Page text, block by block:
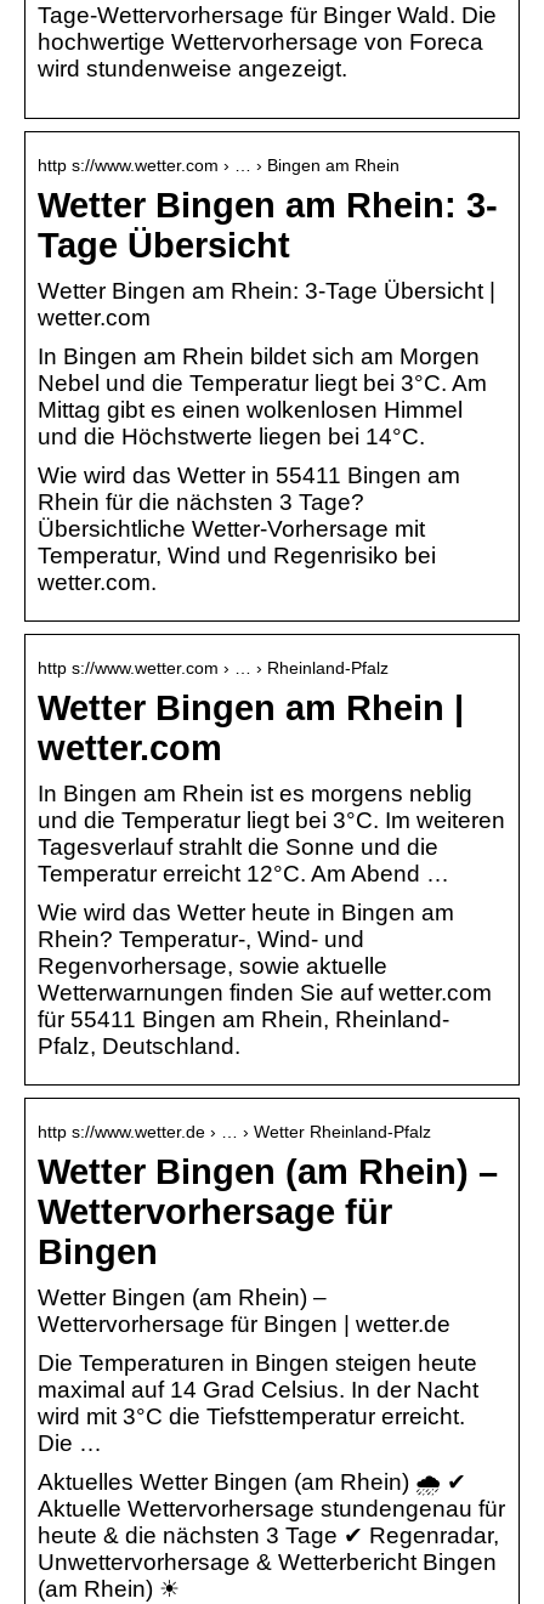
Tage-Wettervorhersage für Binger Wald. Die
hochwertige Wettervorhersage von Foreca
wird stundenweise angezeigt.
http s://www.wetter.com › … › Bingen am Rhein
Wetter Bingen am Rhein: 3-
Tage Übersicht
Wetter Bingen am Rhein: 3-Tage Übersicht |
wetter.com
In Bingen am Rhein bildet sich am Morgen
Nebel und die Temperatur liegt bei 3°C. Am
Mittag gibt es einen wolkenlosen Himmel
und die Höchstwerte liegen bei 14°C.
Wie wird das Wetter in 55411 Bingen am
Rhein für die nächsten 3 Tage?
Übersichtliche Wetter-Vorhersage mit
Temperatur, Wind und Regenrisiko bei
wetter.com.
http s://www.wetter.com › … › Rheinland-Pfalz
Wetter Bingen am Rhein |
wetter.com
In Bingen am Rhein ist es morgens neblig
und die Temperatur liegt bei 3°C. Im weiteren
Tagesverlauf strahlt die Sonne und die
Temperatur erreicht 12°C. Am Abend …
Wie wird das Wetter heute in Bingen am
Rhein? Temperatur-, Wind- und
Regenvorhersage, sowie aktuelle
Wetterwarnungen finden Sie auf wetter.com
für 55411 Bingen am Rhein, Rheinland-
Pfalz, Deutschland.
http s://www.wetter.de › … › Wetter Rheinland-Pfalz
Wetter Bingen (am Rhein) –
Wettervorhersage für
Bingen
Wetter Bingen (am Rhein) –
Wettervorhersage für Bingen | wetter.de
Die Temperaturen in Bingen steigen heute
maximal auf 14 Grad Celsius. In der Nacht
wird mit 3°C die Tiefsttemperatur erreicht.
Die …
Aktuelles Wetter Bingen (am Rhein) 🌧️ ✔
Aktuelle Wettervorhersage stundengenau für
heute & die nächsten 3 Tage ✔ Regenradar,
Unwettervorhersage & Wetterbericht Bingen
(am Rhein) ☀